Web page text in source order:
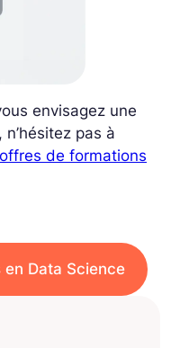
envisagez une
pas à
de formations
Data Science